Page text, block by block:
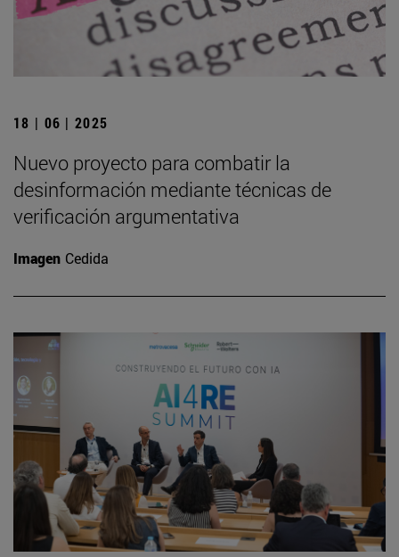
18 | 06 | 2025
Nuevo proyecto para combatir la
desinformación mediante técnicas de
verificación argumentativa
Imagen Cedida